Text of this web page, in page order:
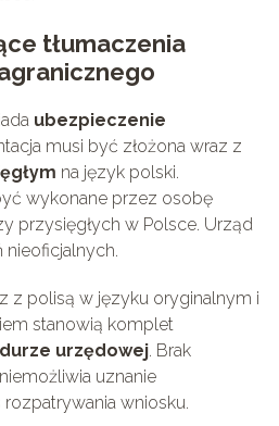
tłumaczenia
ubezpieczenie
musi być złożona wraz z
na język polski.
wykonane przez osobę
przysięgłych w Polsce. Urząd
nieoficjalnych.
z polisą w języku oryginalnym i
stanowią komplet
urzędowej. Brak
uznanie
wniosku.